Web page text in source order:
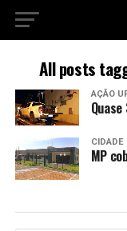
All posts
AÇÃO
CIDADE
MP